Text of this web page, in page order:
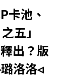
卡池、
之五」
出？版
洛洛◃